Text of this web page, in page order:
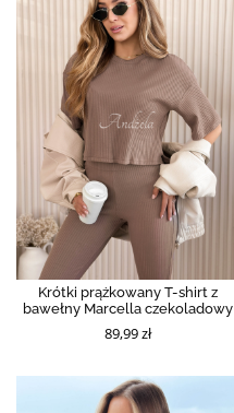
Krótki prążkowany T-shirt z
bawełny Marcella czekoladowy
89,99 zł